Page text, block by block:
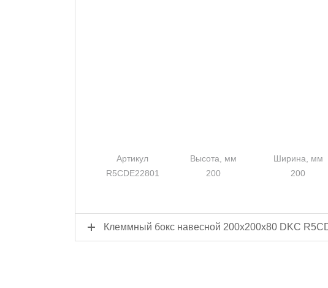
Артикул Высота, мм Ширина, мм
R5CDE22801
200 200
Клеммный бокс навесной 200x200x80 DKC